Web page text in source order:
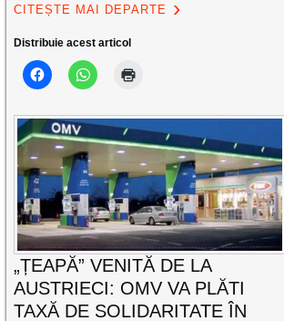
CITEȘTE MAI DEPARTE
Distribuie acest articol
„ȚEAPĂ” VENITĂ DE LA
AUSTRIECI: OMV VA PLĂTI
TAXĂ DE SOLIDARITATE ÎN